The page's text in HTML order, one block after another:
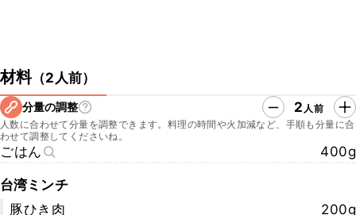
材料（2人前）
分量の調整 2 人前
人数に合わせて分量を調整できます。料理の時間や火加減など、手順も分量に合
わせて調整してくださいね。
ごはん 400g
台湾ミンチ
豚ひき肉
200g